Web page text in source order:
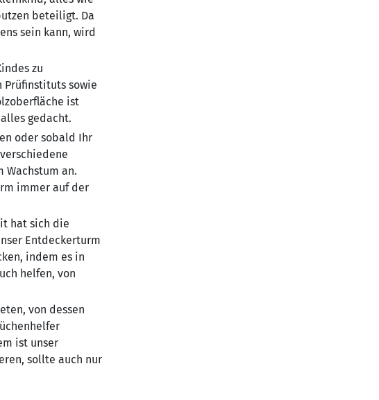
beteiligt. Da
sein kann, wird
zu
Prüfinstituts sowie
ist
gedacht.
oder sobald Ihr
Wachstum an.
immer auf der
hat sich die
Entdeckerturm
indem es in
helfen, von
von dessen
ist unser
sollte auch nur